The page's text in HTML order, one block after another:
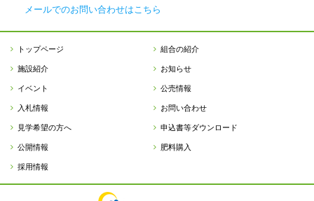
メールでのお問い合わせはこちら
トップページ
組合の紹介
施設紹介
お知らせ
イベント
公売情報
入札情報
お問い合わせ
見学希望の方へ
申込書等ダウンロード
公開情報
肥料購入
採用情報